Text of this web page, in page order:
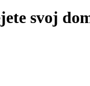
svoj